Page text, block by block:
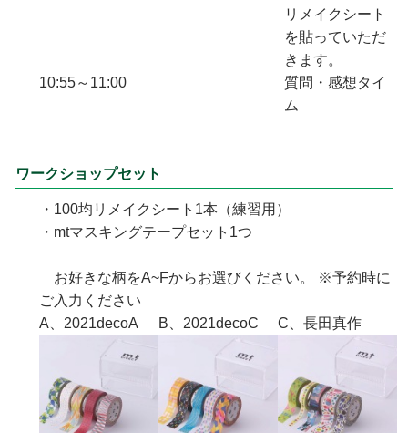
リメイクシート
を貼っていただ
きます。
10:55～11:00
質問・感想タイ
ム
ワークショップセット
・100均リメイクシート1本（練習用）
・mtマスキングテープセット1つ
お好きな柄をA~Fからお選びください。 ※予約時に
ご入力ください
A、2021decoA
B、2021decoC C、長田真作